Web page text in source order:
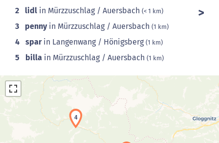
2 lidl in Mürzzuschlag / Auersbach (< 1 km)
3 pennyin Mürzzuschlag / Auersbach (1 km)
4 sparin Langenwang / Hönigsberg (1 km)
5 billa in Mürzzuschlag / Auersbach (1 km)
4